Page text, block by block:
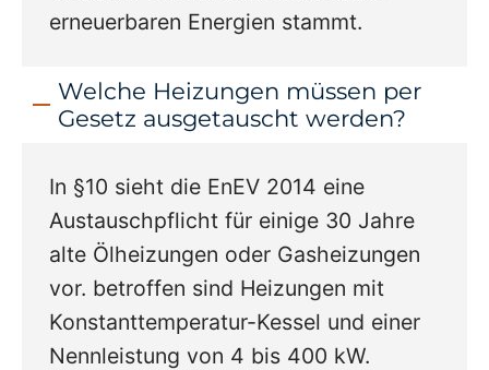
erneuerbaren Energien stammt.
Welche Heizungen müssen per
Gesetz ausgetauscht werden?
In §10 sieht die EnEV 2014 eine
Austauschpflicht für einige 30 Jahre
alte Ölheizungen oder Gasheizungen
vor. betroffen sind Heizungen mit
Konstanttemperatur-Kessel und einer
Nennleistung von 4 bis 400 kW.